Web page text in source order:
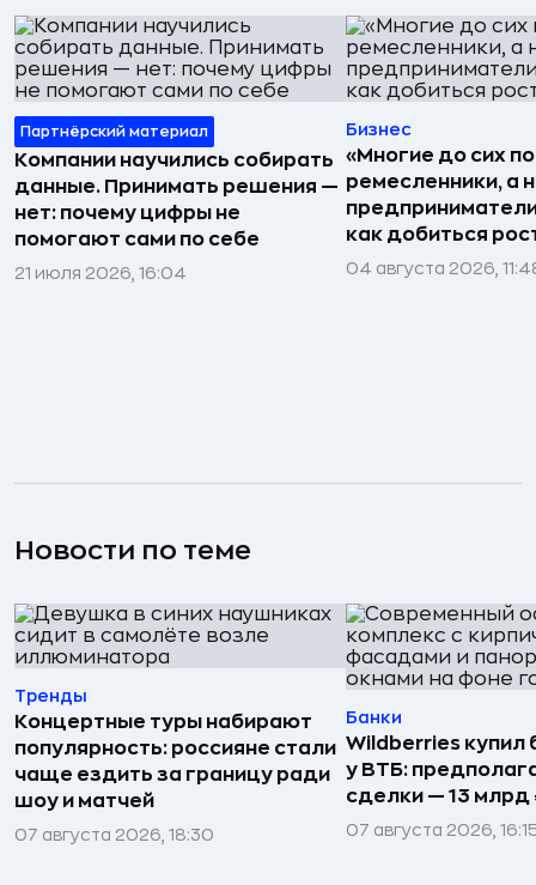
Партнёрский материал
Компании научились собирать
данные. Принимать решения —
нет: почему цифры не
помогают сами по себе
21 июля 2026, 16:04
Бизнес
«Многие до сих
ремесленники, а
как добиться
04 августа 2026,
Новости по теме
Тренды
Концертные туры набирают
популярность: россияне стали
чаще ездить за границу ради
шоу и матчей
07 августа 2026, 18:30
Банки
Wildberries купил
у ВТБ:
сделки — 13 млрд
07 августа 2026,